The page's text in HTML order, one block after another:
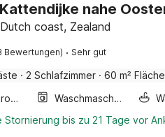
nahe
coast, Zealand
Bewertungen) · Sehr gut
· 2 Schlafzimmer · 60 m² Fläche
Kombi-mikrowelle
Waschmaschine
Stornierung bis zu 21 Tage vor